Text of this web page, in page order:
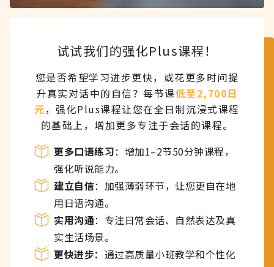
试试我们的强化Plus课程！
您是否希望学习进步更快，或花更多时间提
升真实对话中的自信？每节课低至2,700日
元，强化Plus课程让您在全日制沉浸式课程
的基础上，增加更多专注于会话的课程。
更多口语练习：增加1–2节50分钟课程，
强化听说能力。
建立自信：加强薄弱环节，让您更自在地
用日语沟通。
实用沟通：专注日常会话、自然表达及真
实生活场景。
更快进步： 通过高质量小班教学和个性化